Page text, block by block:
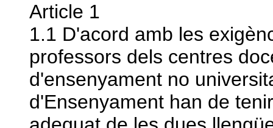
Article 1
1.1 D'acord amb les
professors dels centres
d'ensenyament no
d'Ensenyament han de